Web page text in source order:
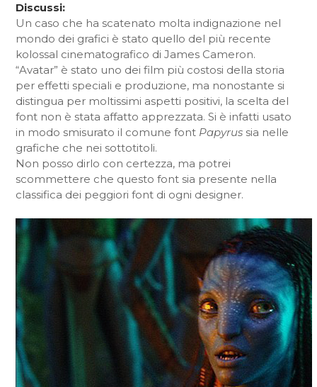
Discussi:
Un caso che ha scatenato molta indignazione nel
mondo dei grafici è stato quello del più recente
kolossal cinematografico di James Cameron.
“Avatar” è stato uno dei film più costosi della storia
per effetti speciali e produzione, ma nonostante si
distingua per moltissimi aspetti positivi, la scelta del
font non è stata affatto apprezzata. Si è infatti usato
in modo smisurato il comune font Papyrussia nelle
grafiche che nei sottotitoli.
Non posso dirlo con certezza, ma potrei
scommettere che questo font sia presente nella
classifica dei peggiori font di ogni designer.